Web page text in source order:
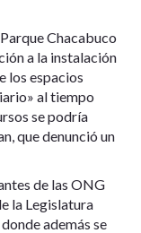
Chacabuco
a la instalación
los espacios
al tiempo
se podría
que denunció un
de las ONG
la Legislatura
además se